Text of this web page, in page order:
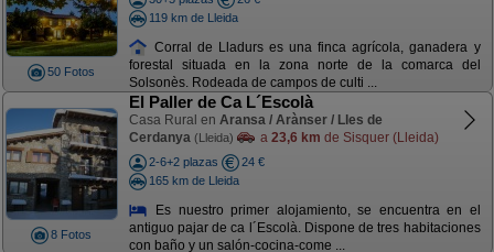
50 Fotos
119 km de Lleida
Corral de Lladurs es una finca agrícola, ganadera y
forestal situada en la zona norte de la comarca del
Solsonès. Rodeada de campos de culti ...
8 Fotos
El Paller de Ca L´Escolà
Casa Rural en Aransa / Arànser / Lles de
Cerdanya (Lleida) a 23,6 km de Sisquer (Lleida)
2-6+2 plazas
24 €
165 km de Lleida
Es nuestro primer alojamiento, se encuentra en el
antiguo pajar de ca l´Escolà. Dispone de tres habitaciones
con baño y un salón-cocina-come ...